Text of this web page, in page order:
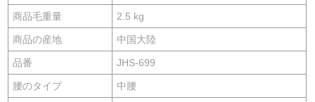
商品毛重量 2.5 kg
商品の産地 中国大陸
品番 JHS-699
腰のタイプ 中腰